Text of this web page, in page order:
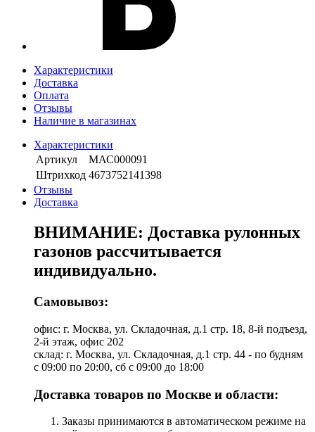
Характеристики
Доставка
Оплата
Отзывы
Наличие в магазинах
Характеристики
Артикул
МАС000091
Штрихкод 4673752141398
Отзывы
Доставка
ВНИМАНИЕ: Доставка рулонных
газонов рассчитывается
индивидуально.
Самовывоз:
офис: г. Москва, ул. Складочная, д.1 стр. 18, 8-й подъезд,
2-й этаж, офис 202
склад: г. Москва, ул. Складочная, д.1 стр. 44 - по будням
с 09:00 по 20:00, сб с 09:00 до 18:00
Доставка товаров по Москве и области:
Заказы принимаются в автоматическом режиме на